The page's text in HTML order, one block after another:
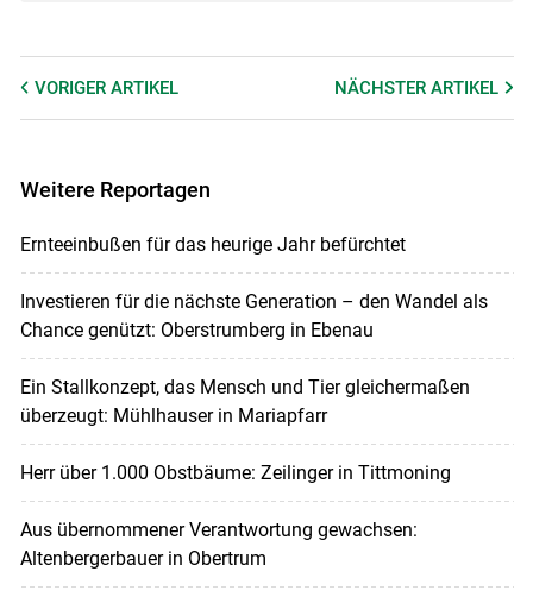
VORIGER ARTIKEL NÄCHSTERARTIKEL
Weitere Reportagen
Ernteeinbußen für das heurige Jahr befürchtet
Investieren für die nächste Generation – den Wandel als
Chance genützt: Oberstrumberg in Ebenau
Ein Stallkonzept, das Mensch und Tier gleichermaßen
überzeugt: Mühlhauser in Mariapfarr
Herr über 1.000 Obstbäume: Zeilinger in Tittmoning
Aus übernommener Verantwortung gewachsen:
Altenbergerbauer in Obertrum